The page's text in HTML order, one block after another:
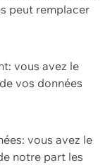
peut remplacer
vous avez le
vos données
vous avez le
notre part les